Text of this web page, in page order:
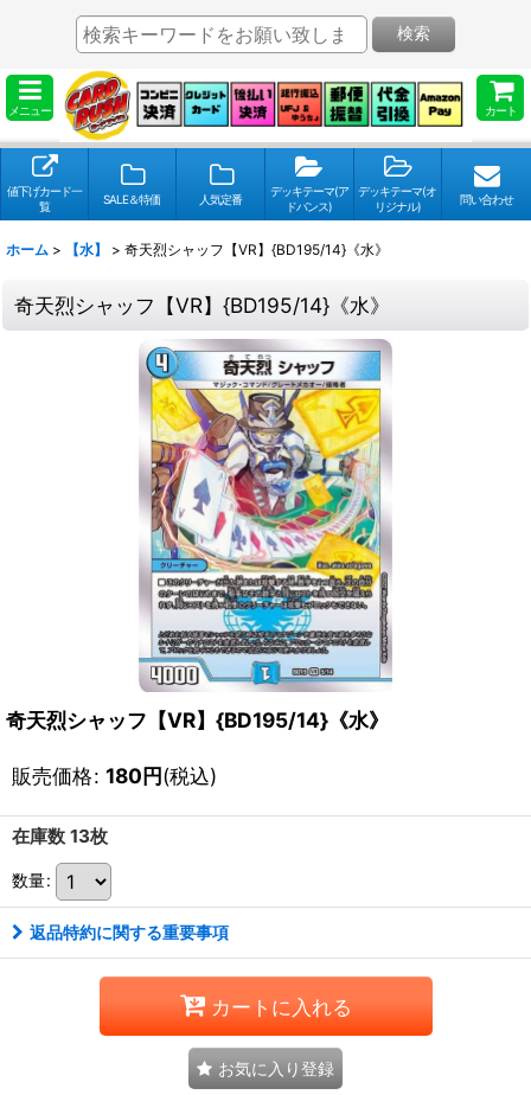
メニュー カート
検索
値下げカード一
覧
SALE＆特価 人気定番
デッキテーマ(ア
ドバンス)
デッキテーマ(オ
リジナル)
問い合わせ
ホーム > 【水】 > 奇天烈シャッフ【VR】{BD195/14}《水》
奇天烈シャッフ【VR】{BD195/14}《水》
奇天烈シャッフ【VR】{BD195/14}《水》
販売価格: 180円(税込)
在庫数 13枚
数量:
返品特約に関する重要事項
カートに入れる
お気に入り登録